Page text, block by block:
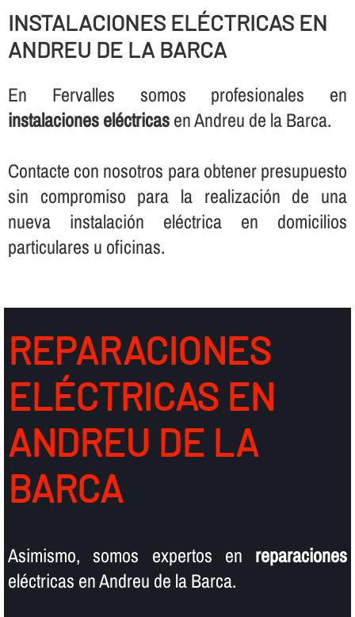
INSTALACIONES ELÉCTRICAS EN
ANDREU DE LA BARCA
En Fervalles somos profesionales en
instalaciones eléctricasen Andreu de la Barca.
Contacte con nosotros para obtener presupuesto
sin compromiso para la realización de una
nueva instalación eléctrica en domicilios
particulares u oficinas.
REPARACIONES
ELÉCTRICAS EN
ANDREU DE LA
BARCA
Asimismo, somos expertos en reparaciones
eléctricas en Andreu de la Barca.